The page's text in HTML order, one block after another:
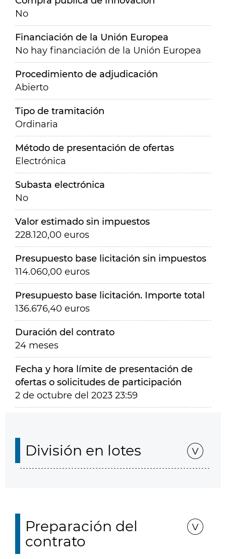
No
Financiación de la Unión Europea
No hay financiación de la Unión Europea
Procedimiento de adjudicación
Abierto
Tipo de tramitación
Ordinaria
Método de presentación de ofertas
Electrónica
Subasta electrónica
No
Valor estimado sin impuestos
228.120,00 euros
Presupuesto base licitación sin impuestos
114.060,00 euros
Presupuesto base licitación. Importe total
136.676,40 euros
Duración del contrato
24 meses
Fecha y hora límite de presentación de
ofertas o solicitudes de participación
2 de octubre del 2023 23:59
División en lotes
Preparación del
contrato